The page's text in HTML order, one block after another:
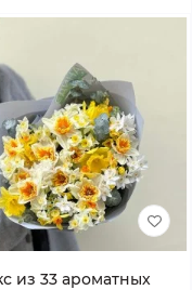
из 33 ароматных